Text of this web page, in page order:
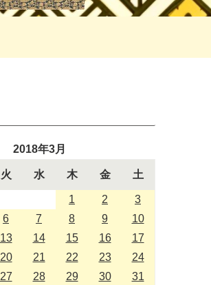
2018年3月
火 水 木 金 土
1 2
3
6 7 8 9
10
13 14 15 16
17
20 21 22 23
24
27 28 29 30 31